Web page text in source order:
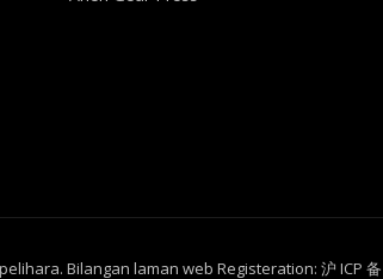
Bilangan laman web Registeration: 沪 ICP